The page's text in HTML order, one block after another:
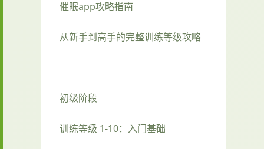
催眠app攻略指南
从新手到高手的完整训练等级攻略
初级阶段
训练等级 1-10：入门基础